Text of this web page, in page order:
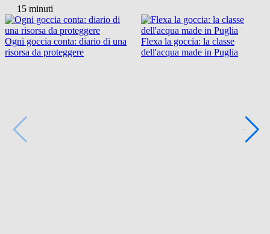
15 minuti
Ogni goccia conta: diario di una
risorsa da proteggere
Flexa la goccia: la classe
dell'acqua made in Puglia